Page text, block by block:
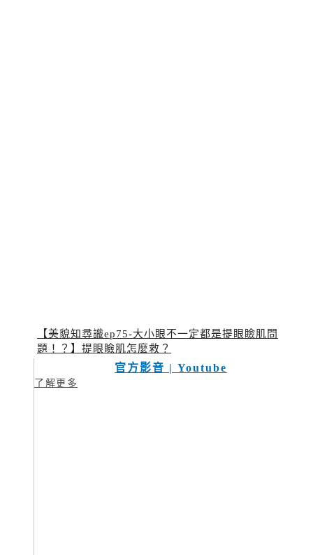
【美貌知尋識ep75-大小眼不一定都是提眼瞼肌問
題！？】提眼瞼肌怎麼救？
官方影音 | Youtube
了解更多